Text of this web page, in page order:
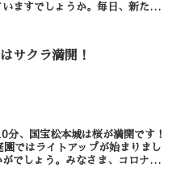
ますでしょうか。毎日、新たな音
サクラ満開！
分、国宝松本城は桜が満開です！
ではライトアップが始まりまし
でしょう。みなさま、コロナ感染